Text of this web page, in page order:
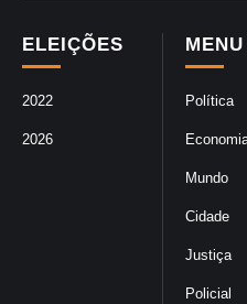
MENU
Política
Mundo
Cidade
Justiça
Policial
ELEIÇÕES
2022
2026